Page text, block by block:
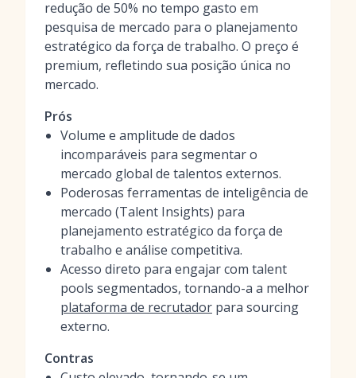
redução de 50% no tempo gasto em
pesquisa de mercado para o planejamento
estratégico da força de trabalho. O preço é
premium, refletindo sua posição única no
mercado.
Prós
Volume e amplitude de dados
incomparáveis para segmentar o
mercado global de talentos externos.
Poderosas ferramentas de inteligência de
mercado (Talent Insights) para
planejamento estratégico da força de
trabalho e análise competitiva.
Acesso direto para engajar com talent
pools segmentados, tornando-a a melhor
plataforma de recrutador para sourcing
externo.
Contras